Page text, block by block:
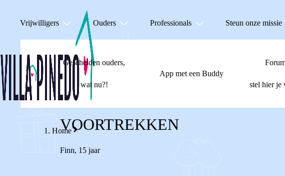
Vrijwilligers Ouders Professionals Steun onze missie
Gescheiden ouders,
wat nu?!
App met een Buddy
stel hier je
Home
VOORTREKKEN
Finn, 15 jaar